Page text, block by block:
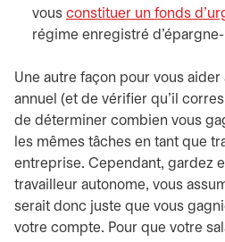
vous constituer un fonds
régime enregistré
Une autre façon pour vous aider
annuel (et de vérifier qu'il
de déterminer combien vous
les mêmes tâches en tant que
entreprise. Cependant, gardez
travailleur autonome, vous
serait donc juste que vous
votre compte. Pour que votre